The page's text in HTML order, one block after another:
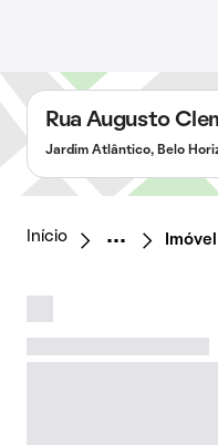
Rua Augusto
Jardim Atlântico, Belo
Início